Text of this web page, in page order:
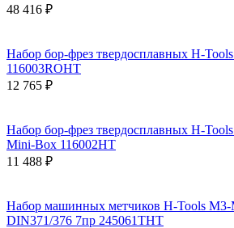
48 416 ₽
Набор бор-фрез твердосплавных H-
116003ROHT
12 765 ₽
Набор бор-фрез твердосплавных H-
Mini-Box 116002HT
11 488 ₽
Набор машинных метчиков H-Tools M3-
DIN371/376 7пр 245061THT